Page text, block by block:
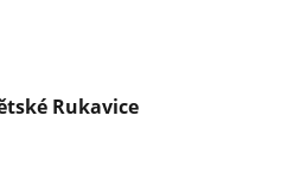
Rukavice